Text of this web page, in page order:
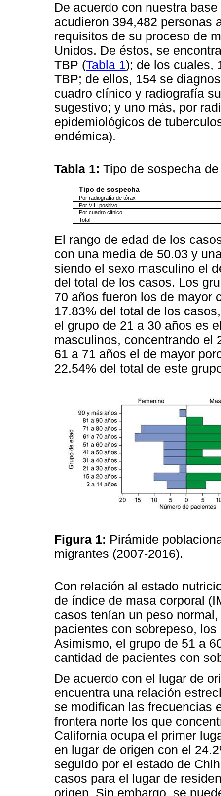
De acuerdo con nuestra
acudieron 394,482 personas
requisitos de su proceso de
Unidos. De éstos, se
TBP (Tabla 1); de los cuales,
TBP; de ellos, 154 se
cuadro clínico y radiografía
sugestivo; y uno más, por
epidemiológicos de
endémica).
Tabla 1: Tipo de sospecha
Tipo de sospecha
Por radiografía de tórax
Por VIH positivo
Por cuadro clínico
Total
El rango de edad de los
con una media de 50.03 y
siendo el sexo masculino el
del total de los casos. Los
70 años fueron los de mayor
17.83% del total de los
el grupo de 21 a 30 años es
masculinos, concentrando el
61 a 71 años el de mayor
22.54% del total de este
Figura 1: Pirámide
migrantes (2007-2016).
Con relación al estado
de índice de masa corporal
casos tenían un peso
pacientes con sobrepeso,
Asimismo, el grupo de 51 a
cantidad de pacientes con
De acuerdo con el lugar de
encuentra una relación
se modifican las frecuencias
frontera norte los que
California ocupa el primer
en lugar de origen con el
seguido por el estado de
casos para el lugar de
origen. Sin embargo, se